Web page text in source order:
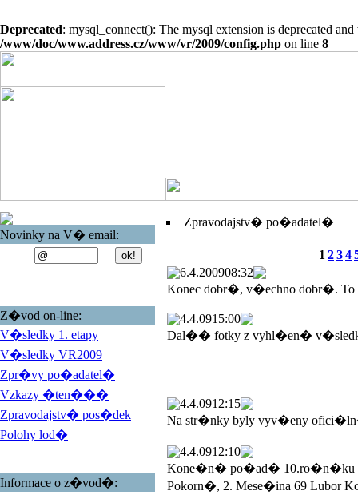
Deprecated: mysql_connect(): The mysql extension is deprecated
/www/doc/www.address.cz/www/vr/2009/config.php on line 8
Novinky na V� email:
Z�vod on-line:
V�sledky 1. etapy
V�sledky VR2009
Zpr�vy po�adatel�
Vzkazy �ten���
Zpravodajstv� pos�dek
Polohy lod�
Informace o z�vod�:
Zpravodajstv� po�adatel�
1 234
6.4.200908:32
Konec dobr�, v�echno dobr�.
4.4.0915:00
Dal�� fotky z vyhl�en�
4.4.0912:15
Na str�nky byly vyv�eny
4.4.0912:10
Kone�n� po�ad� 10.ro�n�ku
Pokorn�, 2. Mese�ina 69 Lubor